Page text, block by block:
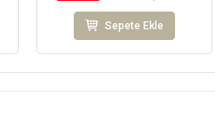
Sepete Ekle